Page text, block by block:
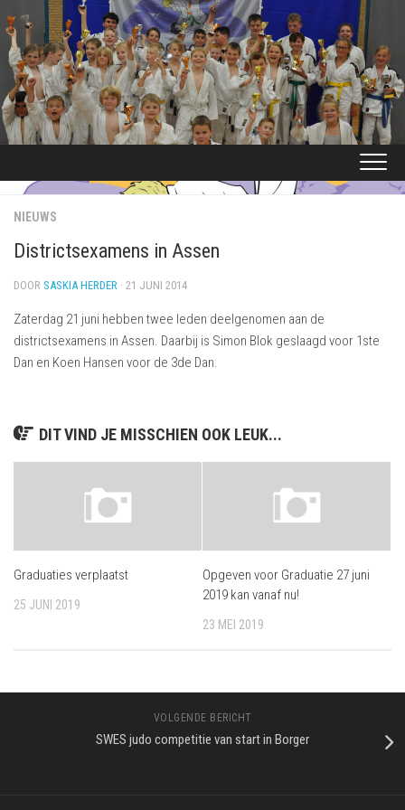
naar
de
inhoud
NIEUWS
Districtsexamens in Assen
DOOR SASKIA HERDER · 21 JUNI 2014
Zaterdag 21 juni hebben twee leden deelgenomen aan de
districtsexamens in Assen. Daarbij is Simon Blok geslaagd voor 1ste
Dan en Koen Hansen voor de 3de Dan.
DIT VIND JE MISSCHIEN OOK LEUK...
Graduaties verplaatst
25 JUNI 2019
Opgeven voor Graduatie 27 juni
2019 kan vanaf nu!
23 MEI 2019
VOLGENDE BERICHT
SWES judo competitie van start in Borger